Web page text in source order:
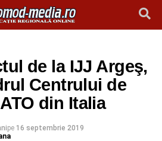
de la IJJ Argeş,
Centrului de
din Italia
pe 16 septembrie 2019